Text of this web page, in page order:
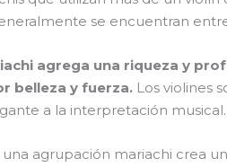
se encuentran
agrega una riqueza y
belleza y fuerza. Los violines
a la interpretación musical.
agrupación mariachi crea